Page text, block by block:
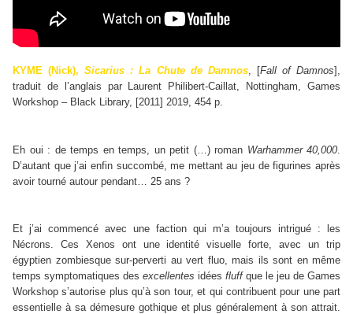
KYME (Nick),Sicarius : La Chute de Damnos, [Fall of Damnos],
traduit de l’anglais par Laurent Philibert-Caillat, Nottingham, Games
Workshop – Black Library, [2011] 2019, 454 p.
Eh oui : de temps en temps, un petit (…) roman Warhammer 40,000
D’autant que j’ai enfin succombé, me mettant au jeu de figurines après
avoir tourné autour pendant… 25 ans ?
Et j’ai commencé avec une faction qui m’a toujours intrigué : les
Nécrons. Ces Xenos ont une identité visuelle forte, avec un trip
égyptien zombiesque sur-perverti au vert fluo, mais ils sont en même
temps symptomatiques des excellentes idées fluffque le jeu de Games
Workshop s’autorise plus qu’à son tour, et qui contribuent pour une part
essentielle à sa démesure gothique et plus généralement à son attrait.